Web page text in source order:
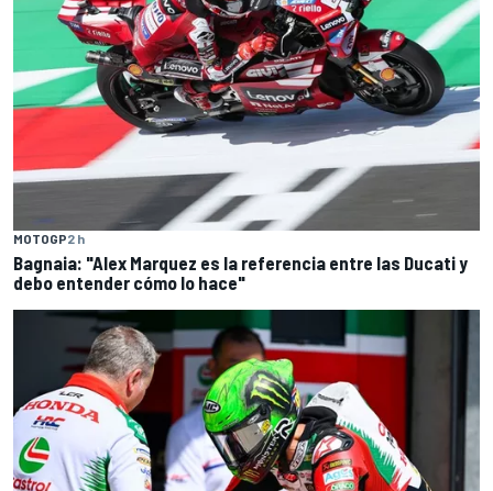
MOTOGP2 h
Bagnaia: "Alex Marquez es la referencia entre las Ducati y
debo entender cómo lo hace"